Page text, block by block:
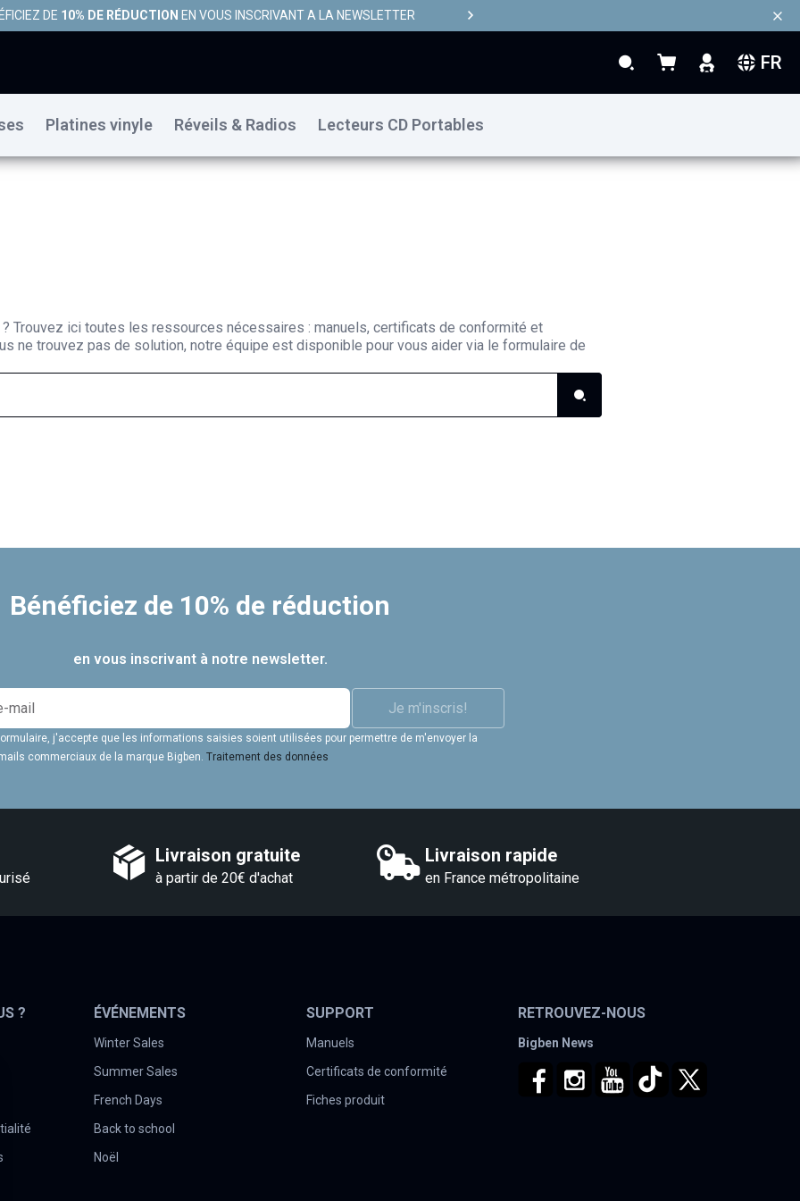
DE 10% DE RÉDUCTION EN VOUS INSCRIVANT A LA NEWSLETTER
RechercherMon panier FR
Platines vinyle Réveils & Radios Lecteurs CD Portables
Trouvez ici toutes les ressources nécessaires : manuels, certificats de conformité et
ne trouvez pas de solution, notre équipe est disponible pour vous aider via le formulaire de
Bénéficiez de 10% de réduction
en vous inscrivant à notre newsletter.
j'accepte que les informations saisies soient utilisées pour permettre de m'envoyer la
commerciaux de la marque Bigben. Traitement des données
Je m'inscris!
Livraison gratuite
à partir de 20€ d'achat
Livraison rapide
en France métropolitaine
? ÉVÉNEMENTS
Winter Sales
Summer Sales
French Days
Back to school
Noël
SUPPORT
Manuels
Certificats de conformité
Fiches produit
RETROUVEZ-NOUS
Bigben News